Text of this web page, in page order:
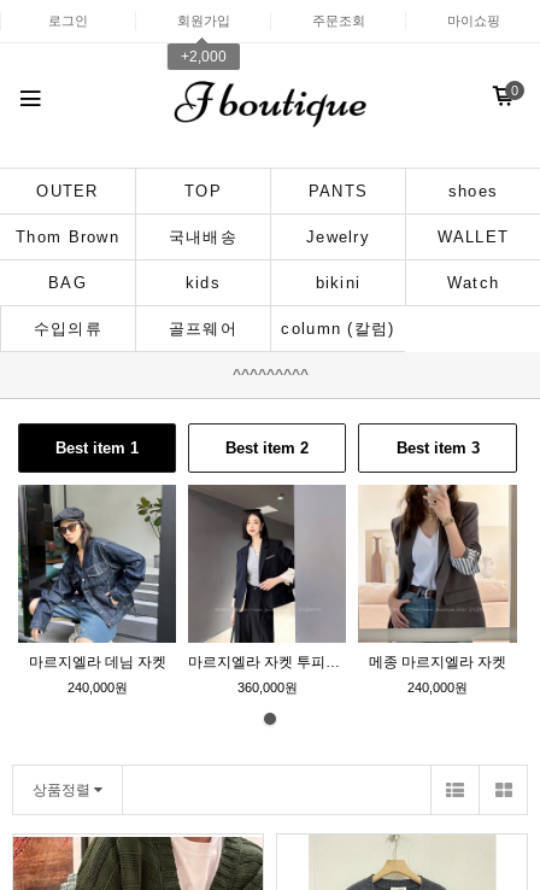
로그인 회원가입
+2,000
주문조회 마이쇼핑
0
OUTER TOP PANTS shoes
Thom Brown 국내배송 Jewelry WALLET
BAG kids bikini Watch
수입의류 골프웨어 column (칼럼)
^^^^^^^^^
Best item 1
마르지엘라 데님 자켓
240,000원
Best item 2
마르지엘라 자켓 투피스 세트
360,000원
Best item 3
메종 마르지엘라 자켓
240,000원
상품정렬